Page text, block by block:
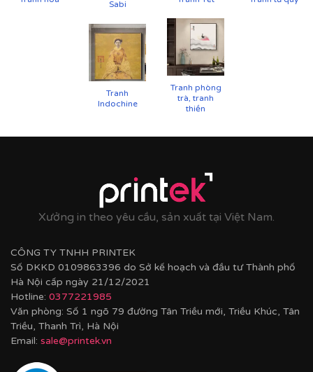
Chất liệu khung bền bỉ
Tranh được căng lên khung thông đã qua xử lý
chống cong vênh, ẩm mốc.
Hoàn thiện bằng khung bo viền chất liệu nhựa
composite cao cấp nâng tầm giá trị tranh.
Sabi
Tranh
Indochine
Tranh phòng
trà, tranh
thiền
Xưởng in theo yêu cầu, sản xuất tại Việt Nam.
CÔNG TY TNHH PRINTEK
Số DKKD 0109863396 do Sở kế hoạch và đầu tư Thành phố
Hà Nội cấp ngày 21/12/2021
Hotline: 0377221985
Văn phòng: Số 1 ngõ 79 đường Tân Triều mới, Triều Khúc, Tân
Triều, Thanh Trì, Hà Nội
Email: sale@printek.vn